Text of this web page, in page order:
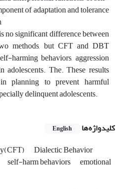
of adaptation and tolerance
no significant difference between
methods, but CFT and DBT
harming behaviors, aggression
adolescents. The. These results
planning to prevent harmful
delinquent adolescents.
کلیدواژه‌ها English
Dialectic Behavior
self-harm behaviors
emotional